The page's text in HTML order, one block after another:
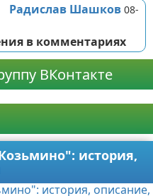
Радислав Шашков 08-
в комментариях
ВКонтакте
история,